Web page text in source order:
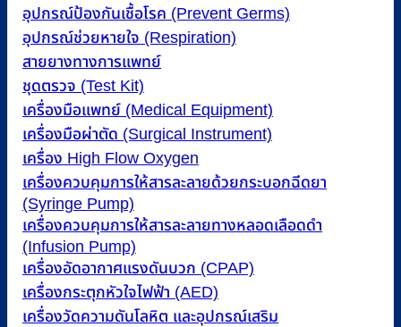
อุปกรณ์ป้องกันเชื้อโรค (Prevent Germs)
อุปกรณ์ช่วยหายใจ (Respiration)
สายยางทางการแพทย์
ชุดตรวจ (Test Kit)
เครื่องมือแพทย์ (Medical Equipment)
เครื่องมือผ่าตัด (Surgical Instrument)
เครื่อง High Flow Oxygen
เครื่องควบคุมการให้สารละลายด้วยกระบอกฉีดยา
(Syringe Pump)
เครื่องควบคุมการให้สารละลายทางหลอดเลือดดำ
(Infusion Pump)
เครื่องอัดอากาศแรงดันบวก (CPAP)
เครื่องกระตุกหัวใจไฟฟ้า (AED)
เครื่องวัดความดันโลหิต และอุปกรณ์เสริม